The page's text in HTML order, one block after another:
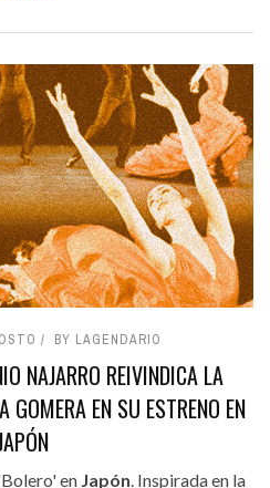
BY LAGENDARIO
NAJARRO REIVINDICA LA
GOMERA EN SU ESTRENO EN
en Japón . Inspirada en la